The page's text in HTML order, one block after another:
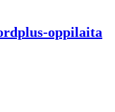
oppilaita